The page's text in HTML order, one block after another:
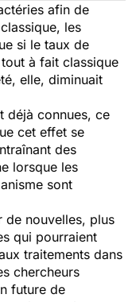
afin de
les
si le taux de
à fait classique
elle, diminuait
déjà connues, ce
cet effet se
des
lorsque les
sont
de nouvelles, plus
qui pourraient
traitements dans
chercheurs
future de